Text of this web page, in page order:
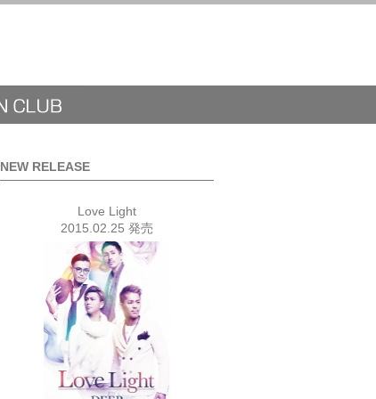
NEW RELEASE
Love Light
2015.02.25 発売